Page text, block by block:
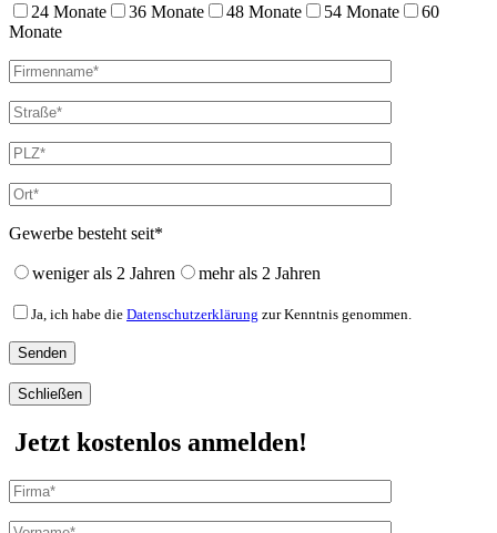
24 Monate 36 Monate 48 Monate 54 Monate
60
Monate
Gewerbe besteht seit*
weniger als 2 Jahren mehr als 2 Jahren
Ja, ich habe die Datenschutzerklärung zur Kenntnis genommen.
Schließen
Jetzt kostenlos anmelden!